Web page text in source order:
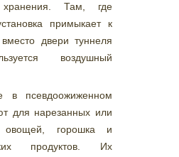
Там, где
примыкает к
двери туннеля
воздушный
в псевдоожиженном
для нарезанных или
овощей, горошка и
продуктов. Их